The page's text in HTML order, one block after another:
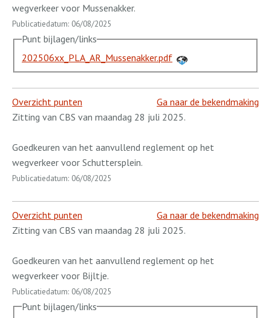
wegverkeer voor Mussenakker.
Publicatiedatum: 06/08/2025
Punt bijlagen/links
202506xx_PLA_AR_Mussenakker.pdf
Overzicht punten
Ga naar de bekendmaking
Zitting van CBS van maandag 28 juli 2025.
Goedkeuren van het aanvullend reglement op het
wegverkeer voor Schuttersplein.
Publicatiedatum: 06/08/2025
Overzicht punten
Ga naar de bekendmaking
Zitting van CBS van maandag 28 juli 2025.
Goedkeuren van het aanvullend reglement op het
wegverkeer voor Bijltje.
Publicatiedatum: 06/08/2025
Punt bijlagen/links